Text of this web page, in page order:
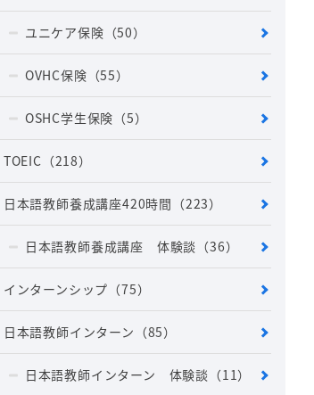
ユニケア保険 （50）
OVHC保険 （55）
OSHC学生保険 （5）
TOEIC （218）
日本語教師養成講座420時間 （223）
日本語教師養成講座 体験談 （36）
インターンシップ （75）
日本語教師インターン （85）
日本語教師インターン 体験談 （11）